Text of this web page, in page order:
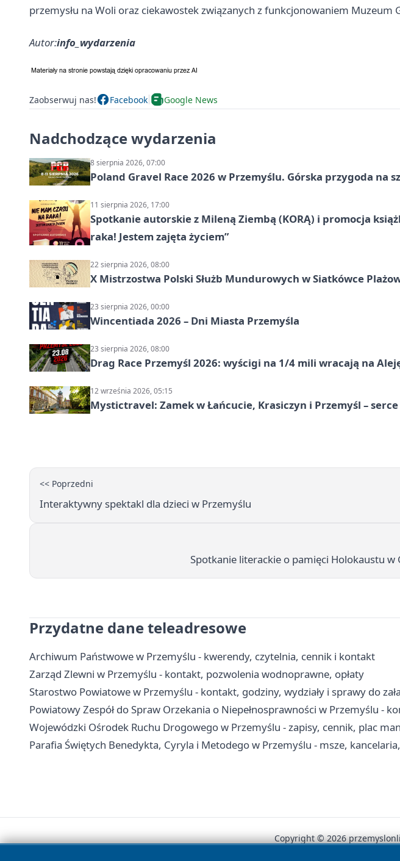
przemysłu na Woli oraz ciekawostek związanych z funkcjonowaniem Muzeum
Autor:info_wydarzenia
Zaobserwuj nas! Facebook Google News
Nadchodzące wydarzenia
8 sierpnia 2026, 07:00
Poland Gravel Race 2026 w Przemyślu. Górska przygoda na
11 sierpnia 2026, 17:00
Spotkanie autorskie z Mileną Ziembą (KORĄ) i promocja
raka! Jestem zajęta życiem”
22 sierpnia 2026, 08:00
X Mistrzostwa Polski Służb Mundurowych w Siatkówce
23 sierpnia 2026, 00:00
Wincentiada 2026 – Dni Miasta Przemyśla
23 sierpnia 2026, 08:00
Drag Race Przemyśl 2026: wyścigi na 1/4 mili wracają na
12 września 2026, 05:15
Mystictravel: Zamek w Łańcucie, Krasiczyn i Przemyśl –
<< Poprzedni
Interaktywny spektakl dla dzieci w Przemyślu
Spotkanie literackie o pamięci Holokaustu
Przydatne dane teleadresowe
Archiwum Państwowe w Przemyślu - kwerendy, czytelnia, cennik i kontakt
Zarząd Zlewni w Przemyślu - kontakt, pozwolenia wodnoprawne, opłaty
Starostwo Powiatowe w Przemyślu - kontakt, godziny, wydziały i sprawy do
Powiatowy Zespół do Spraw Orzekania o Niepełnosprawności w Przemyślu -
Wojewódzki Ośrodek Ruchu Drogowego w Przemyślu - zapisy, cennik, plac
Parafia Świętych Benedykta, Cyryla i Metodego w Przemyślu - msze,
Copyright © 2026